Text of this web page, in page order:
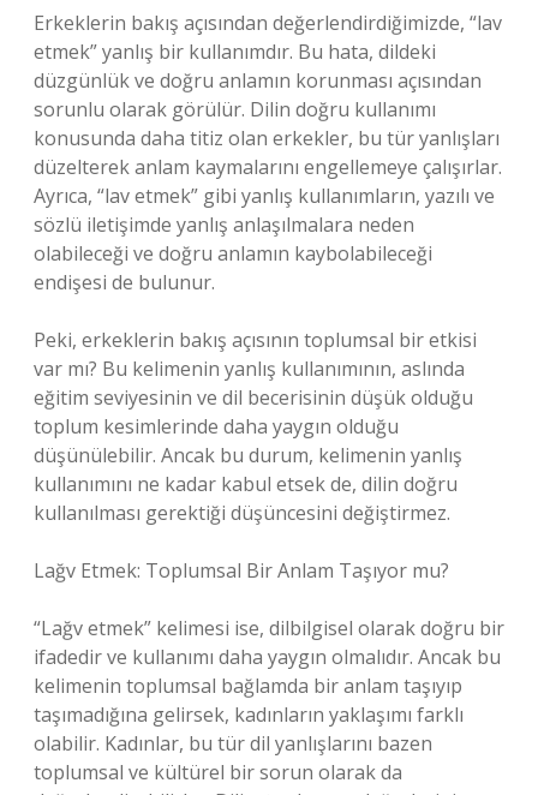
Erkeklerin bakış açısından değerlendirdiğimizde, “lav
etmek” yanlış bir kullanımdır. Bu hata, dildeki
düzgünlük ve doğru anlamın korunması açısından
sorunlu olarak görülür. Dilin doğru kullanımı
konusunda daha titiz olan erkekler, bu tür yanlışları
düzelterek anlam kaymalarını engellemeye çalışırlar.
Ayrıca, “lav etmek” gibi yanlış kullanımların, yazılı ve
sözlü iletişimde yanlış anlaşılmalara neden
olabileceği ve doğru anlamın kaybolabileceği
endişesi de bulunur.
Peki, erkeklerin bakış açısının toplumsal bir etkisi
var mı? Bu kelimenin yanlış kullanımının, aslında
eğitim seviyesinin ve dil becerisinin düşük olduğu
toplum kesimlerinde daha yaygın olduğu
düşünülebilir. Ancak bu durum, kelimenin yanlış
kullanımını ne kadar kabul etsek de, dilin doğru
kullanılması gerektiği düşüncesini değiştirmez.
Lağv Etmek: Toplumsal Bir Anlam Taşıyor mu?
“Lağv etmek” kelimesi ise, dilbilgisel olarak doğru bir
ifadedir ve kullanımı daha yaygın olmalıdır. Ancak bu
kelimenin toplumsal bağlamda bir anlam taşıyıp
taşımadığına gelirsek, kadınların yaklaşımı farklı
olabilir. Kadınlar, bu tür dil yanlışlarını bazen
toplumsal ve kültürel bir sorun olarak da